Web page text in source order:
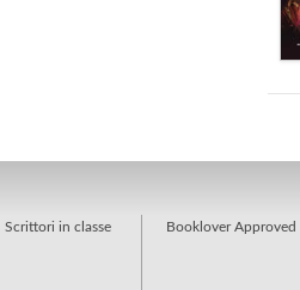
Scrittori in classe Booklover Approved